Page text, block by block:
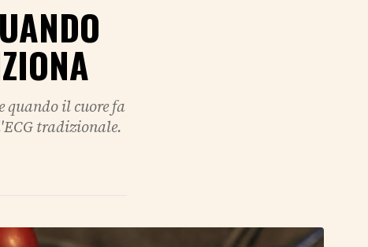
quando il cuore fa
tradizionale.